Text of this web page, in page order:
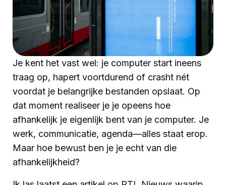
Je kent het vast wel: je computer start ineens
traag op, hapert voortdurend of crasht nét
voordat je belangrijke bestanden opslaat. Op
dat moment realiseer je je opeens hoe
afhankelijk je eigenlijk bent van je computer. Je
werk, communicatie, agenda—alles staat erop.
Maar hoe bewust ben je je echt van die
afhankelijkheid?